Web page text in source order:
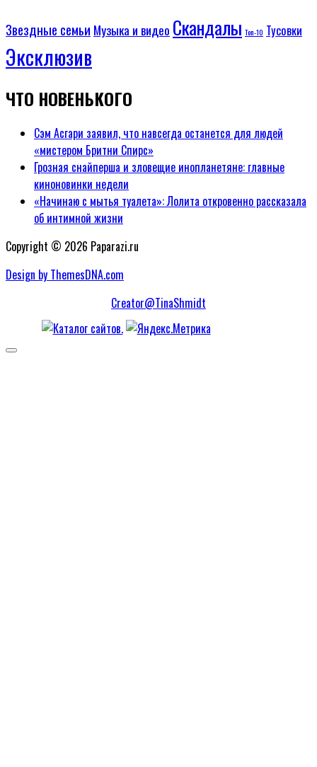
Звездные семьи Музыка и видео Скандалы Топ-10 Тусовки
Эксклюзив
ЧТО НОВЕНЬКОГО
Сэм Асгари заявил, что навсегда останется для людей
«мистером Бритни Спирс»
Грозная снайперша и зловещие инопланетяне: главные
киноновинки недели
«Начинаю с мытья туалета»: Лолита откровенно рассказала
об интимной жизни
Copyright © 2026 Paparazi.ru
Design by ThemesDNA.com
Creator@TinaShmidt
Scroll